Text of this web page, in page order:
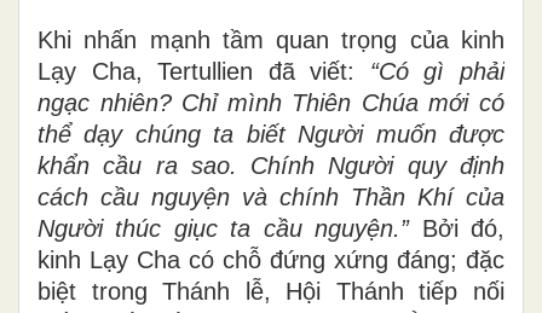
Khi nhấn mạnh tầm quan trọng của kinh
Lạy Cha, Tertullien đã viết: “Có gì phải
ngạc nhiên? Chỉ mình Thiên Chúa mới có
thể dạy chúng ta biết Người muốn được
khẩn cầu ra sao. Chính Người quy định
cách cầu nguyện và chính Thần Khí của
Người thúc giục ta cầu nguyện.”Bởi đó,
kinh Lạy Cha có chỗ đứng xứng đáng; đặc
biệt trong Thánh lễ, Hội Thánh tiếp nối